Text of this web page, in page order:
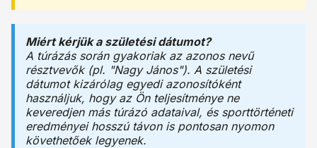
Miért kérjük a születési dátumot?
A túrázás során gyakoriak az azonos nevű
résztvevők (pl. "Nagy János"). A születési
dátumot kizárólag egyedi azonosítóként
használjuk, hogy az Ön teljesítménye ne
keveredjen más túrázó adataival, és sporttörténeti
eredményei hosszú távon is pontosan nyomon
követhetőek legyenek.